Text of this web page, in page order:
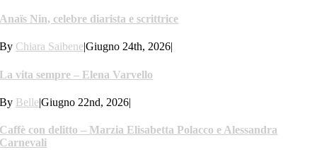
Anaïs Nin, celebre diarista e scrittrice
By Chiara Saibene|Giugno 24th, 2026
La vita sempre – Elena Varvello
By Belle|Giugno 22nd, 2026|
Caffè con delitto – Marzia Elisabetta Polacco e Alessandra
Carnevali